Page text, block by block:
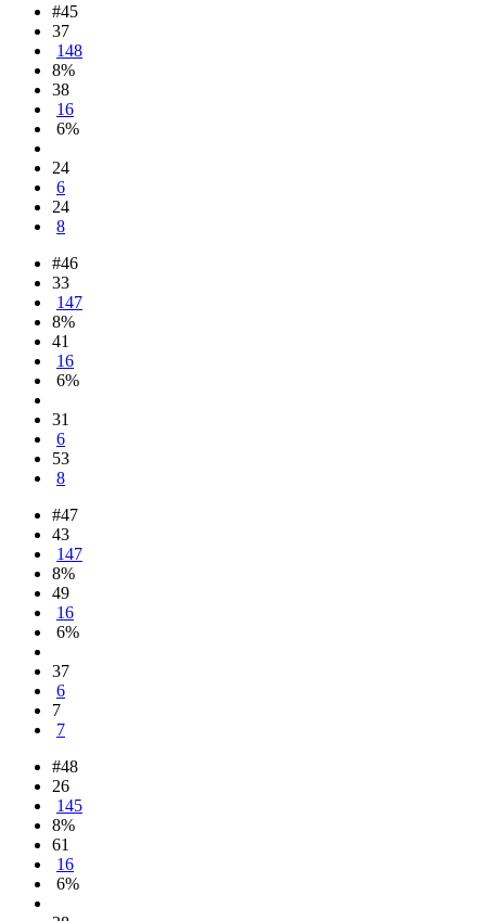
#45
37
148
8%
38
16
6%
24
6
24
8
#46
33
147
8%
41
16
6%
31
6
53
8
#47
43
147
8%
49
16
6%
37
6
7
7
#48
26
145
8%
61
16
6%